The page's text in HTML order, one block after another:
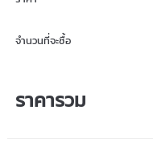
จำนวนที่จะซื้อ
ราคารวม